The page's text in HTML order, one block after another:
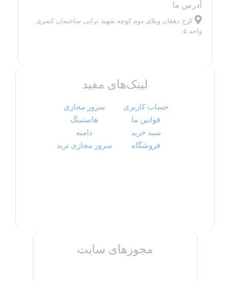
آدرس ما
کرج دهقان ویلای دوم کوچه شهید ترابی ساختمان کسری
واحد ۵
لینک‌های مفید
حساب کاربری
قوانین ما
سبد خرید
فروشگاه
سرور مجازی
هاستینگ
دامنه
سرور مجازی ترید
مجوزهای سایت